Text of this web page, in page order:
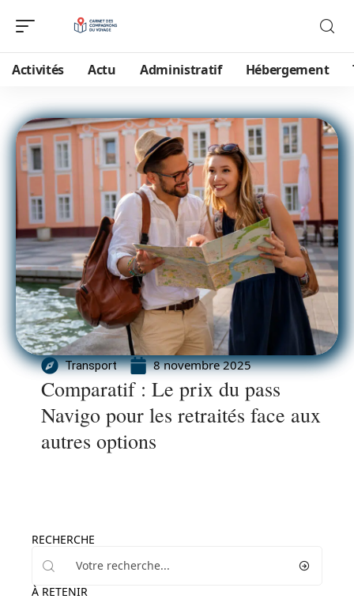
Activités Actu Administratif Hébergement
Transport 8 novembre 2025
Comparatif : Le prix du pass
Navigo pour les retraités face aux
autres options
RECHERCHE
À RETENIR